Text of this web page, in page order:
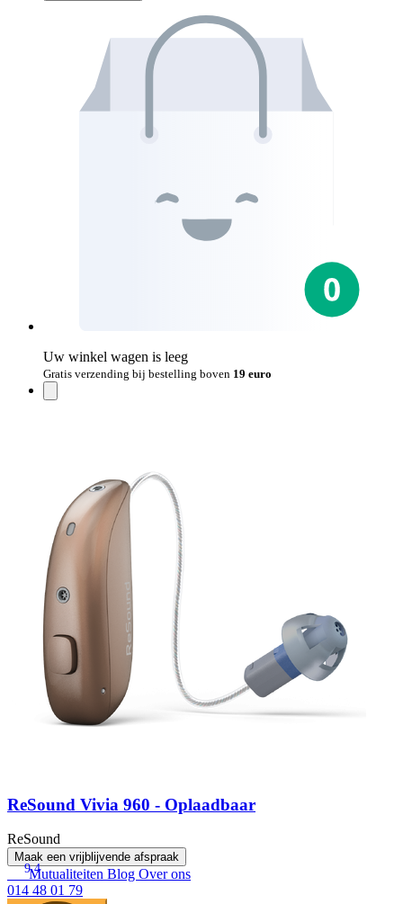
Uw winkel wagen is leeg
Gratis verzending bij bestelling boven 19 euro
ReSound Vivia 960 - Oplaadbaar
ReSound
Maak een vrijblijvende afspraak
9.4
Mutualiteiten Blog Over ons
014 48 01 79